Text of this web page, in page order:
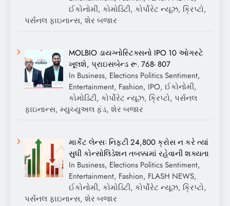
ઈકોનોમી, કોમોડિટી, કોર્પોરેટ ન્યૂઝ, ક્રિપ્ટો,
પર્સનલ ફાઇનાન્સ, શેર બજાર
MOLBIO ડાયગ્નોસ્ટિક્સનો IPO 10 ઓગસ્ટે
ખૂલશે, પ્રાઇસબેન્ડ રૂ. 768- 807
In Business, Elections Politics Sentiment,
Entertainment, Fashion, IPO, ઈકોનોમી,
કોમોડિટી, કોર્પોરેટ ન્યૂઝ, ક્રિપ્ટો, પર્સનલ
ફાઇનાન્સ, મ્યુચ્યુઅલ ફંડ, શેર બજાર
માર્કેટ લેન્સઃ નિફ્ટી 24,800 ક્રોસ ન કરે ત્યાં
સુધી કોન્સોલિડેશન તબક્કામાં રહેવાની શક્યતા
In Business, Elections Politics Sentiment,
Entertainment, Fashion, FLASH NEWS,
ઈકોનોમી, કોમોડિટી, કોર્પોરેટ ન્યૂઝ, ક્રિપ્ટો,
પર્સનલ ફાઇનાન્સ, શેર બજાર